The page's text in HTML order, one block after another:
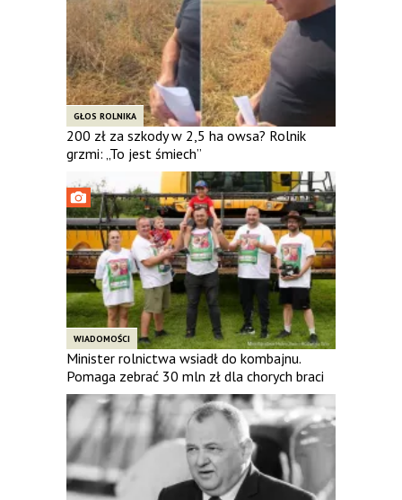
GŁOS ROLNIKA
200 zł za szkody w 2,5 ha owsa? Rolnik
grzmi: „To jest śmiech”
WIADOMOŚCI
Minister rolnictwa wsiadł do kombajnu.
Pomaga zebrać 30 mln zł dla chorych braci